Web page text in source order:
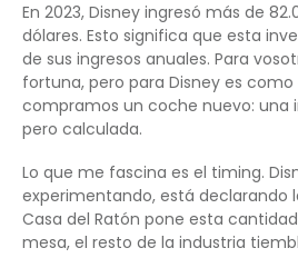
En 2023, Disney ingresó más de
dólares. Esto significa que esta
de sus ingresos anuales. Para
fortuna, pero para Disney es
compramos un coche nuevo: una
pero calculada.
Lo que me fascina es el timing.
experimentando, está declarando
Casa del Ratón pone esta
mesa, el resto de la industria